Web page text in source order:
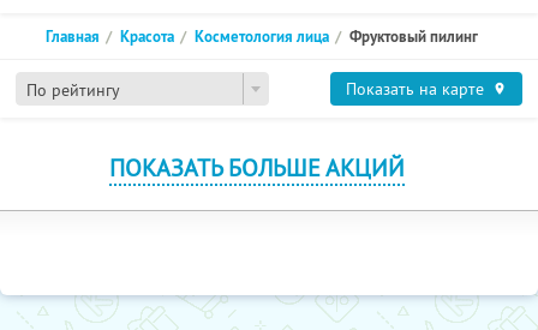
По рейтингу
Главная Красота Косметология лица Фруктовый пилинг
Показать на карте
ПОКАЗАТЬ БОЛЬШЕ АКЦИЙ